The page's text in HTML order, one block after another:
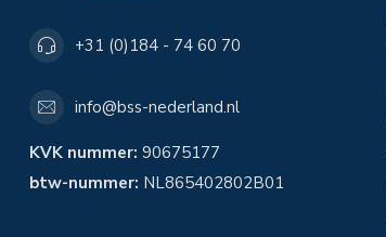
+31 (0)184 - 74 60 70
info@bss-nederland.nl
KVK nummer: 90675177
btw-nummer: NL865402802B01